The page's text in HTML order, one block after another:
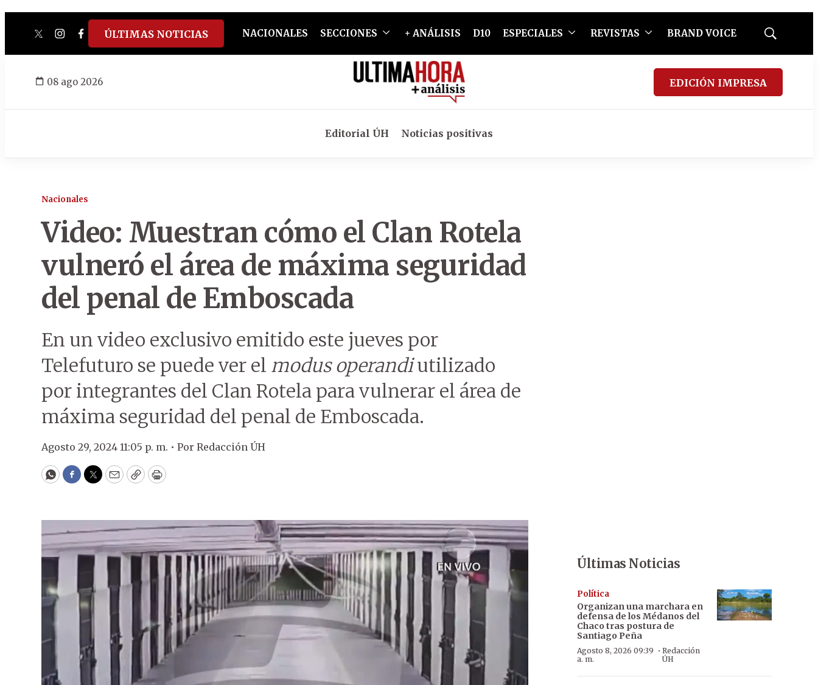
twitterinstagram
facebook
tiktokyoutube
spotify
ÚLTIMAS NOTICIAS NACIONALES SECCIONES + ANÁLISIS D10 ESPECIALES REVISTAS BRAND VOICE
Mostrar
08 ago 2026 EDICIÓN IMPRESA
Editorial ÚH Noticias positivas
Nacionales
Video: Muestran cómo el Clan Rotela
vulneró el área de máxima seguridad
del penal de Emboscada
En un video exclusivo emitido este jueves por
Telefuturo se puede ver el modus operandiutilizado
por integrantes del Clan Rotela para vulnerar el área de
máxima seguridad del penal de Emboscada.
Agosto 29, 2024 11:05 p. m. • Por Redacción ÚH
WhatsApp
Facebook
Twitter
EmailCopyPrint
Últimas Noticias
Política
Organizan una marchara en
defensa de los Médanos del
Chaco tras postura de
Santiago Peña
Agosto 8, 2026 09:39
a. m.
·Redacción
ÚH